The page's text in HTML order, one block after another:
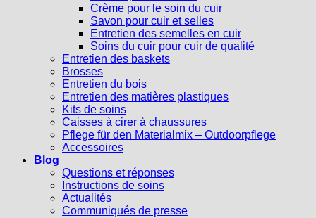
Crème pour le soin du cuir
Savon pour cuir et selles
Entretien des semelles en cuir
Soins du cuir pour cuir de qualité
Entretien des baskets
Brosses
Entretien du bois
Entretien des matières plastiques
Kits de soins
Caisses à cirer à chaussures
Pflege für den Materialmix – Outdoorpflege
Accessoires
Blog
Questions et réponses
Instructions de soins
Actualités
Communiqués de presse